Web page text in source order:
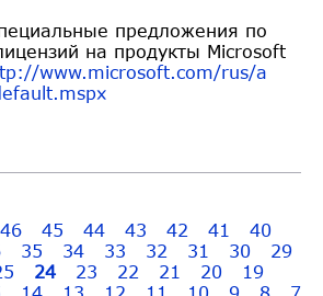
предложения по
на продукты Microsoft
www.microsoft.com/rus/a
46 45 44 43 42 41
40
35 34 33 32 31 30
29
24 23 22 21 20
19